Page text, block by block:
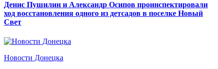
Денис Пушилин и Александр Осипов проинспектировали
ход восстановления одного из детсадов в поселке Новый
Свет
Новости Донецка